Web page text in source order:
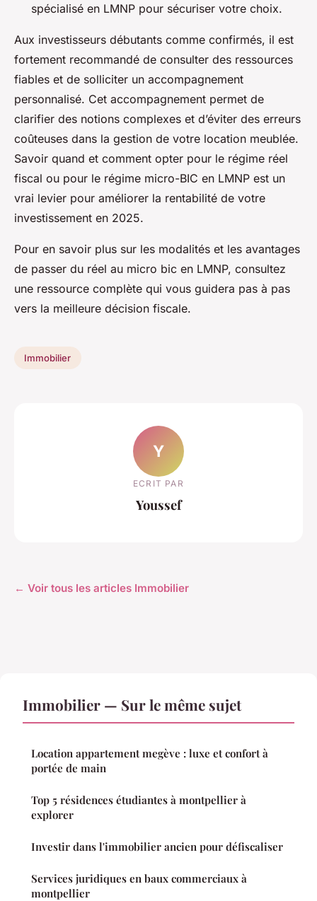
spécialisé en LMNP pour sécuriser votre choix.
Aux investisseurs débutants comme confirmés, il est
fortement recommandé de consulter des ressources
fiables et de solliciter un accompagnement
personnalisé. Cet accompagnement permet de
clarifier des notions complexes et d’éviter des erreurs
coûteuses dans la gestion de votre location meublée.
Savoir quand et comment opter pour le régime réel
fiscal ou pour le régime micro-BIC en LMNP est un
vrai levier pour améliorer la rentabilité de votre
investissement en 2025.
Pour en savoir plus sur les modalités et les avantages
de passer du réel au micro bic en LMNP, consultez
une ressource complète qui vous guidera pas à pas
vers la meilleure décision fiscale.
Immobilier
Y
ECRIT PAR
Youssef
← Voir tous les articles Immobilier
Immobilier — Sur le même sujet
Location appartement megève : luxe et confort à
portée de main
Top 5 résidences étudiantes à montpellier à
explorer
Investir dans l'immobilier ancien pour défiscaliser
Services juridiques en baux commerciaux à
montpellier